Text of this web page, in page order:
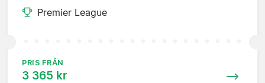
Premier League
PRIS FRÅN
3 365 kr